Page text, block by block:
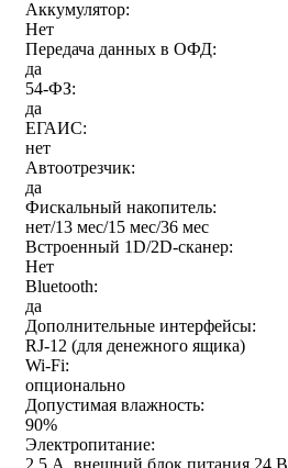
Аккумулятор:
Нет
Передача данных в ОФД:
да
54-ФЗ:
да
ЕГАИС:
нет
Автоотрезчик:
да
Фискальный накопитель:
нет/13 мес/15 мес/36 мес
Встроенный 1D/2D-сканер:
Нет
Bluetooth:
да
Дополнительные интерфейсы:
RJ-12 (для денежного ящика)
Wi-Fi:
опционально
Допустимая влажность:
90%
Электропитание: